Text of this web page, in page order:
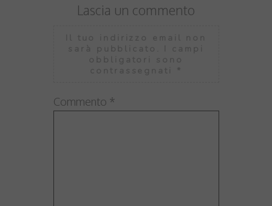
Lascia un commento
Commento *